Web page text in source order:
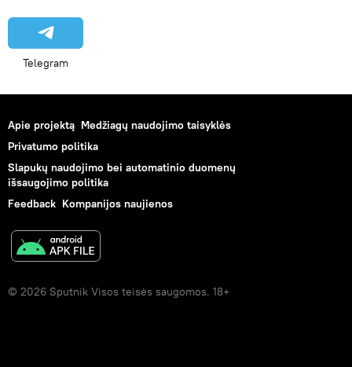
Telegram
Apie projektą Medžiagų naudojimo taisyklės
Privatumo politika
Slapukų naudojimo bei automatinio duomenų
išsaugojimo politika
Feedback Kompanijos naujienos
© 2026 Sputnik Visos teisės saugomos. 18+